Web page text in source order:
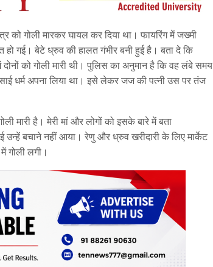
को गोली मारकर घायल कर दिया था। फायरिंग में जख्मी
हो गई। बेटे ध्रुव की हालत गंभीर बनी हुई है। बता दे कि
को गोली मारी थी। पुलिस का अनुमान है कि वह लंबे समय
धर्म अपना लिया था। इसे लेकर जज की पत्नी उस पर तंज
मारी है। मेरी मां और लोगों को इसके बारे में बता
उन्हें बचाने नहीं आया। रेणु और ध्रुव खरीदारी के लिए मार्केट
लगी।